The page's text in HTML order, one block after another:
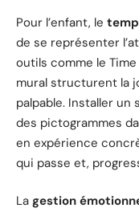
Pour l’enfant, le
de se représenter
outils comme le
mural structurent la
palpable. Installer un
des pictogrammes
en expérience
qui passe et,
La gestion